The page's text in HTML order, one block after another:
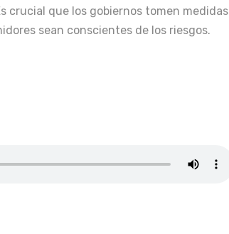
crucial que los gobiernos tomen medidas
sean conscientes de los riesgos.